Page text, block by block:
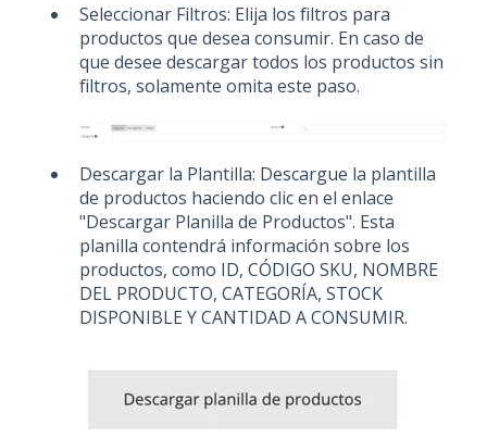
Seleccionar Filtros: Elija los filtros para
productos que desea consumir. En caso de
que desee descargar todos los productos sin
filtros, solamente omita este paso.
Descargar la Plantilla: Descargue la plantilla
de productos haciendo clic en el enlace
"Descargar Planilla de Productos". Esta
planilla contendrá información sobre los
productos, como ID, CÓDIGO SKU, NOMBRE
DEL PRODUCTO, CATEGORÍA, STOCK
DISPONIBLE Y CANTIDAD A CONSUMIR.